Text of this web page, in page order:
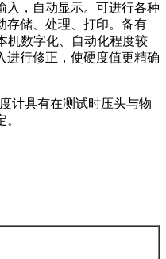
，自动显示。可进行各种
存储、处理、打印。备有
机数字化、自动化程度较
进行修正，使硬度值更精确
计具有在测试时压头与物